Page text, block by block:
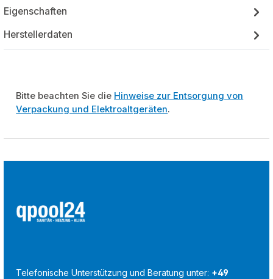
Eigenschaften
Herstellerdaten
Bitte beachten Sie die Hinweise zur Entsorgung von
Verpackung und Elektroaltgeräten.
Telefonische Unterstützung und Beratung unter: +49